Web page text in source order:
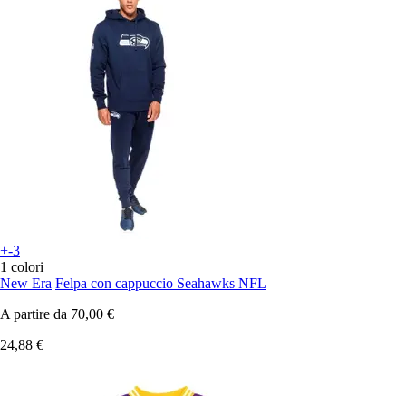
+-3
1 colori
New Era Felpa con cappuccio Seahawks NFL
A partire da 70,00 €
24,88 €